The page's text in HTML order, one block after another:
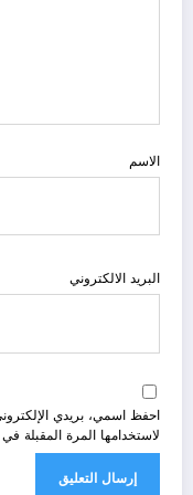
الاسم
البريد الالكتروني
احفظ اسمي، بريدي
لاستخدامها المرة المقبلة